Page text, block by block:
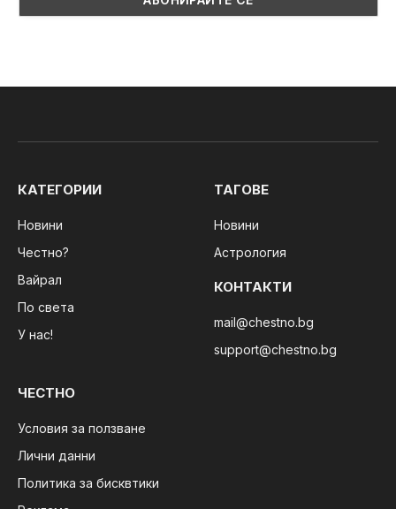
КАТЕГОРИИ
Новини
Честно?
Вайрал
По света
У нас!
ТАГОВЕ
Новини
Астрология
КОНТАКТИ
mail@chestno.bg
support@chestno.bg
ЧЕСТНО
Условия за ползване
Лични данни
Политика за бисквтики